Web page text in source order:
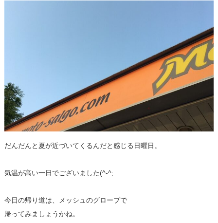
だんだんと夏が近づいてくるんだと感じる日曜日。
気温が高い一日でございました(^-^;
今日の帰り道は、メッシュのグローブで
帰ってみましょうかね。